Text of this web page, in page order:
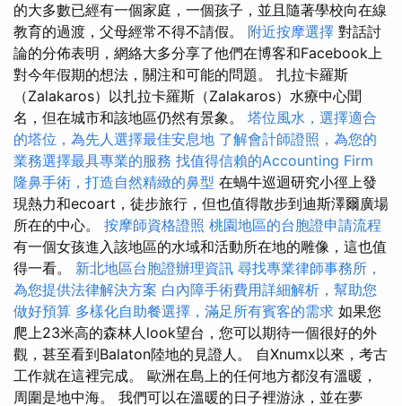
的大多數已經有一個家庭，一個孩子，並且隨著學校向在線
教育的過渡，父母經常不得不請假。 附近按摩選擇 對話討
論的分佈表明，網絡大多分享了他們在博客和Facebook上
對今年假期的想法，關注和可能的問題。 扎拉卡羅斯
（Zalakaros）以扎拉卡羅斯（Zalakaros）水療中心聞
名，但在城市和該地區仍然有景象。 塔位風水，選擇適合
的塔位，為先人選擇最佳安息地 了解會計師證照，為您的
業務選擇最具專業的服務 找值得信賴的Accounting Firm
隆鼻手術，打造自然精緻的鼻型 在蝸牛巡迴研究小徑上發
現熱力和ecoart，徒步旅行，但也值得散步到迪斯澤爾廣場
所在的中心。 按摩師資格證照 桃園地區的台胞證申請流程
有一個女孩進入該地區的水域和活動所在地的雕像，這也值
得一看。 新北地區台胞證辦理資訊 尋找專業律師事務所，
為您提供法律解決方案 白內障手術費用詳細解析，幫助您
做好預算 多樣化自助餐選擇，滿足所有賓客的需求 如果您
爬上23米高的森林人look望台，您可以期待一個很好的外
觀，甚至看到Balaton陸地的見證人。 自Xnumx以來，考古
工作就在這裡完成。 歐洲在島上的任何地方都沒有溫暖，
周圍是地中海。 我們可以在溫暖的日子裡游泳，並在夢